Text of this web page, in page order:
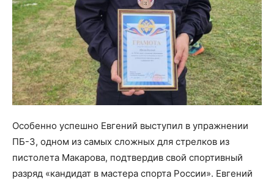
Особенно успешно Евгений выступил в упражнении
ПБ-3, одном из самых сложных для стрелков из
пистолета Макарова, подтвердив свой спортивный
разряд «кандидат в мастера спорта России». Евгений